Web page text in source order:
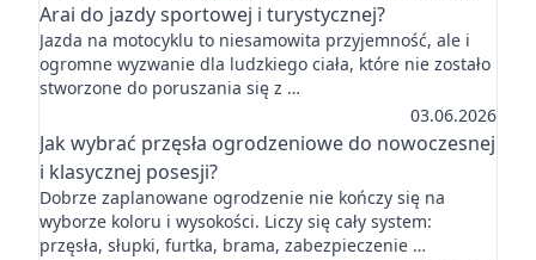
Arai do jazdy sportowej i turystycznej?
Jazda na motocyklu to niesamowita przyjemność, ale i
ogromne wyzwanie dla ludzkiego ciała, które nie zostało
stworzone do poruszania się z …
03.06.2026
Jak wybrać przęsła ogrodzeniowe do nowoczesnej
i klasycznej posesji?
Dobrze zaplanowane ogrodzenie nie kończy się na
wyborze koloru i wysokości. Liczy się cały system:
przęsła, słupki, furtka, brama, zabezpieczenie …